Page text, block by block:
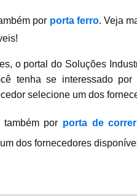
por porta ferro. Veja
o portal do Soluções
tenha se interessado
selecione um dos
por porta de
dos fornecedores